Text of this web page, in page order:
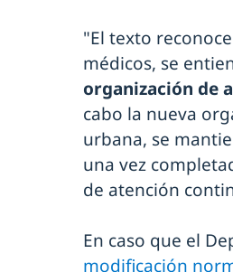
"El texto
médicos, se
organización de
cabo la nueva
urbana, se
una vez
de atención
En caso que el
modificación